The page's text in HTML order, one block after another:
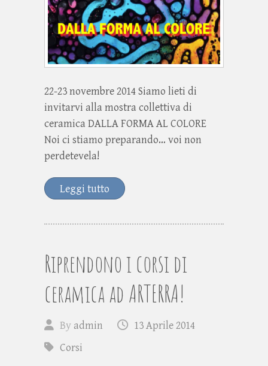
22-23 novembre 2014 Siamo lieti di
invitarvi alla mostra collettiva di
ceramica DALLA FORMA AL COLORE
Noi ci stiamo preparando… voi non
perdetevela!
Leggi tutto
Riprendono i corsi di
ceramica ad ARTERRA!
By admin
13 Aprile 2014
Corsi